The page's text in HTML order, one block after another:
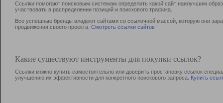
Ссылки помогают поисковым системам определить какой сайт наилучшим
участвовать в раcпределении позиций и поискового трафика.
Все успешные бренды владеют сайтами со ссылочной массой, которую они
продвижения своего проекта. Смотреть ссылки сайтов
Какие существуют инструменты для покупки ссылок?
Ссылки можно купить самостоятельно или доверить простановку ссылок
улучшению их эффективности для конкретного поискового запроса. Купить